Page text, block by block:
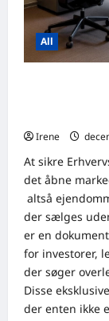
All
Irene
At sikre
det åbne
altså
der sælges
er en
for investorer,
der søger
Disse
der enten ikke